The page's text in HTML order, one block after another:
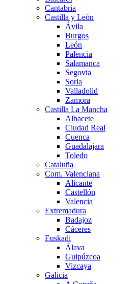
Cantabria
Castilla y León
Ávila
Burgos
León
Palencia
Salamanca
Segovia
Soria
Valladolid
Zamora
Castilla La Mancha
Albacete
Ciudad Real
Cuenca
Guadalajara
Toledo
Cataluña
Com. Valenciana
Alicante
Castellón
Valencia
Extremadura
Badajoz
Cáceres
Euskadi
Álava
Guipúzcoa
Vizcaya
Galicia